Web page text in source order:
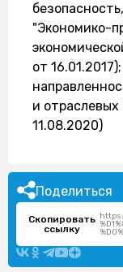
"Экономико-
от
и
11.08.2020)
Поделиться
Скопировать
ссылку